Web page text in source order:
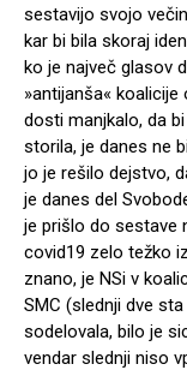
sestavijo svojo
kar bi bila skoraj
ko je največ glasov
»antijanša«
dosti manjkalo, da
storila, je danes ne
jo je rešilo dejstvo,
je danes del
je prišlo do sestave
covid19 zelo težko
znano, je NSi v
SMC (slednji dve
sodelovala, bilo je
vendar slednji niso